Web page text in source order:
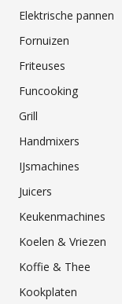
Elektrische pannen
Fornuizen
Friteuses
Funcooking
Grill
Handmixers
IJsmachines
Juicers
Keukenmachines
Koelen & Vriezen
Koffie & Thee
Kookplaten